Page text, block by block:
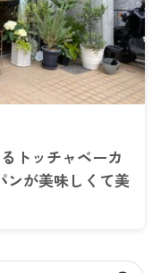
トッチャベーカ
が美味しくて美